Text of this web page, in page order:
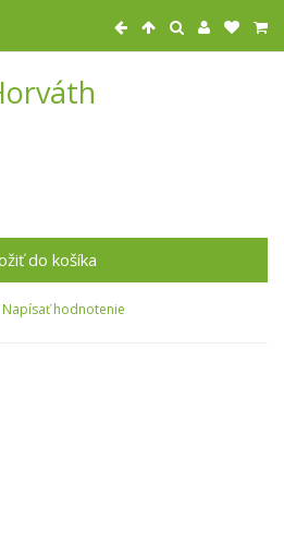
do košíka
Napísať hodnotenie